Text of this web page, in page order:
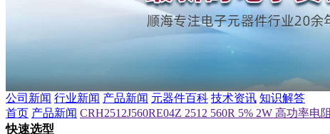
公司新闻 行业新闻 产品新闻 元器件百科 技术资讯 知识解答
首页 产品新闻 CRH2512J560RE04Z 2512 560R 5% 2W 高功率电
快速选型